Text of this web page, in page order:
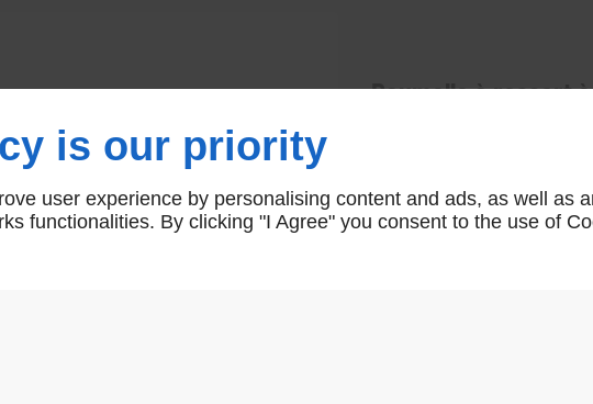
Paumelle à ressort
AR03619
is our priority
user experience by personalising content and ads, as well as
functionalities. By clicking "I Agree" you consent to the use of